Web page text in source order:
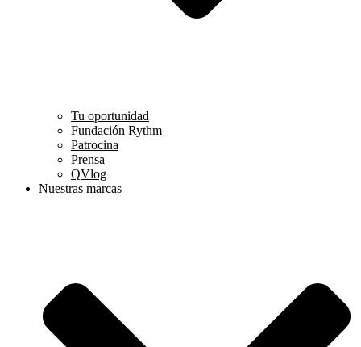
Tu oportunidad
Fundación Rythm
Patrocina
Prensa
QVlog
Nuestras marcas